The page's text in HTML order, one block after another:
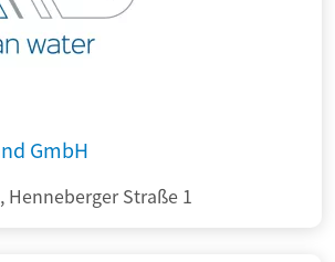
GmbH
Henneberger Straße 1